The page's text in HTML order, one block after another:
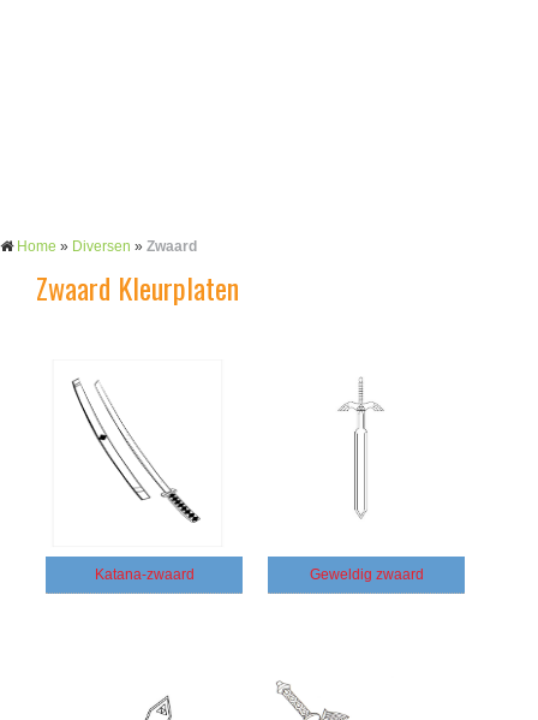
Home » Diversen » Zwaard
Zwaard Kleurplaten
Katana-zwaard Geweldig zwaard